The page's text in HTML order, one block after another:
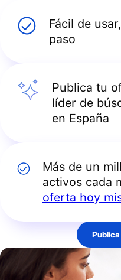
Fácil de
paso
Publica tu
líder de
en España
Más de un
activos cada
oferta hoy